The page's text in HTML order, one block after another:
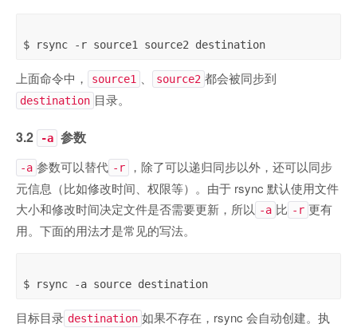
上面命令中， source1 source2 都会被同步到
destination 目录。
3.2 -a 参数
-a 参数可以替代 -r
，除了可以递归同步以外，还可以同步
元信息（比如修改时间、权限等）。由于 rsync 默认使用文件
大小和修改时间决定文件是否需要更新，所以 -a 比 -r 更有
用。下面的用法才是常见的写法。
目标目录 destination 如果不存在，rsync 会自动创建。执